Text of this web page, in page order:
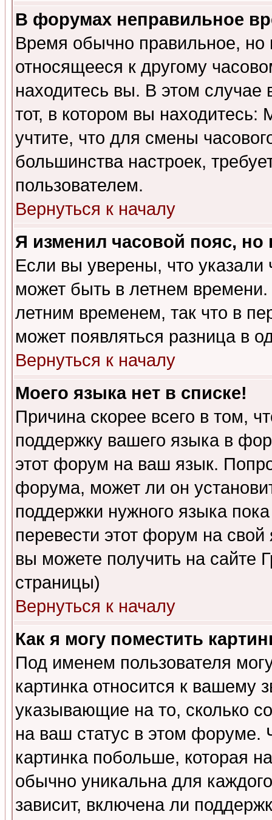
В форумах неправильное
Время обычно правильное,
относящееся к другому
находитесь вы. В этом
тот, в котором вы
учтите, что для смены
большинства настроек,
пользователем.
Вернуться к началу
Я изменил часовой пояс,
Если вы уверены, что указали
может быть в летнем
летним временем, так что в
может появляться разница в
Вернуться к началу
Моего языка нет в списке!
Причина скорее всего в том,
поддержку вашего языка в
этот форум на ваш язык.
форума, может ли он
поддержки нужного языка
перевести этот форум на
вы можете получить на сайте
страницы)
Вернуться к началу
Как я могу поместить
Под именем пользователя
картинка относится к вашему
указывающие на то, сколько
на ваш статус в этом форуме.
картинка побольше, которая
обычно уникальна для
зависит, включена ли